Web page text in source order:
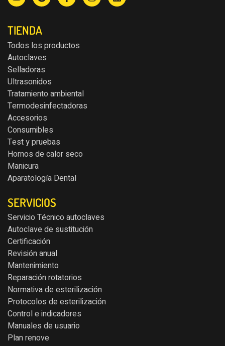
TIENDA
Todos los productos
Autoclaves
Selladoras
Ultrasonidos
Tratamiento ambiental
Termodesinfectadoras
Accesorios
Consumibles
Test y pruebas
Hornos de calor seco
Manicura
Aparatología Dental
SERVICIOS
Servicio Técnico autoclaves
Autoclave de sustitución
Certificación
Revisión anual
Mantenimiento
Reparación rotatorios
Normativa de esterilización
Protocolos de esterilización
Control e indicadores
Manuales de usuario
Plan renove